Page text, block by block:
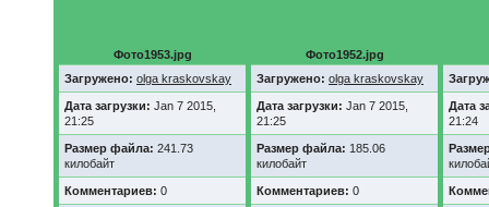
Фото1953.jpg
Загружено: olga kraskovskay
Дата загрузки: Jan 7 2015,
21:25
Размер файла: 241.73
килобайт
Комментариев: 0
Фото1952.jpg
Загружено: olga kraskovskay
Дата загрузки: Jan 7 2015,
21:25
Размер файла: 185.06
килобайт
Комментариев: 0
Дата
21:24